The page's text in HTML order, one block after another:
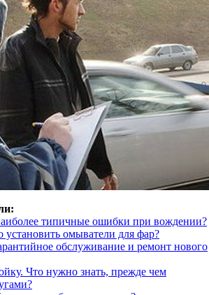
типичные ошибки при вождении?
установить омыватели для фар?
обслуживание и ремонт нового
Что нужно знать, прежде чем